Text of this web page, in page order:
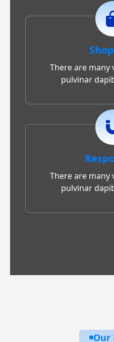
There are
pulvinar
There are
pulvinar
Our